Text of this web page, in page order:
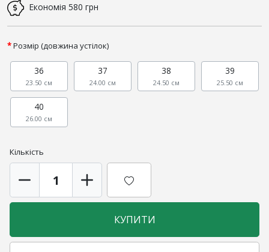
Економія 580 грн
Розмір (довжина устілок)
36
23.50 см
37
24.00 см
38
24.50 см
39
25.50 см
40
26.00 см
Кількість
КУПИТИ